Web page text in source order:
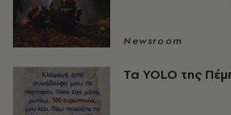
Newsroom
Τα YOLO της